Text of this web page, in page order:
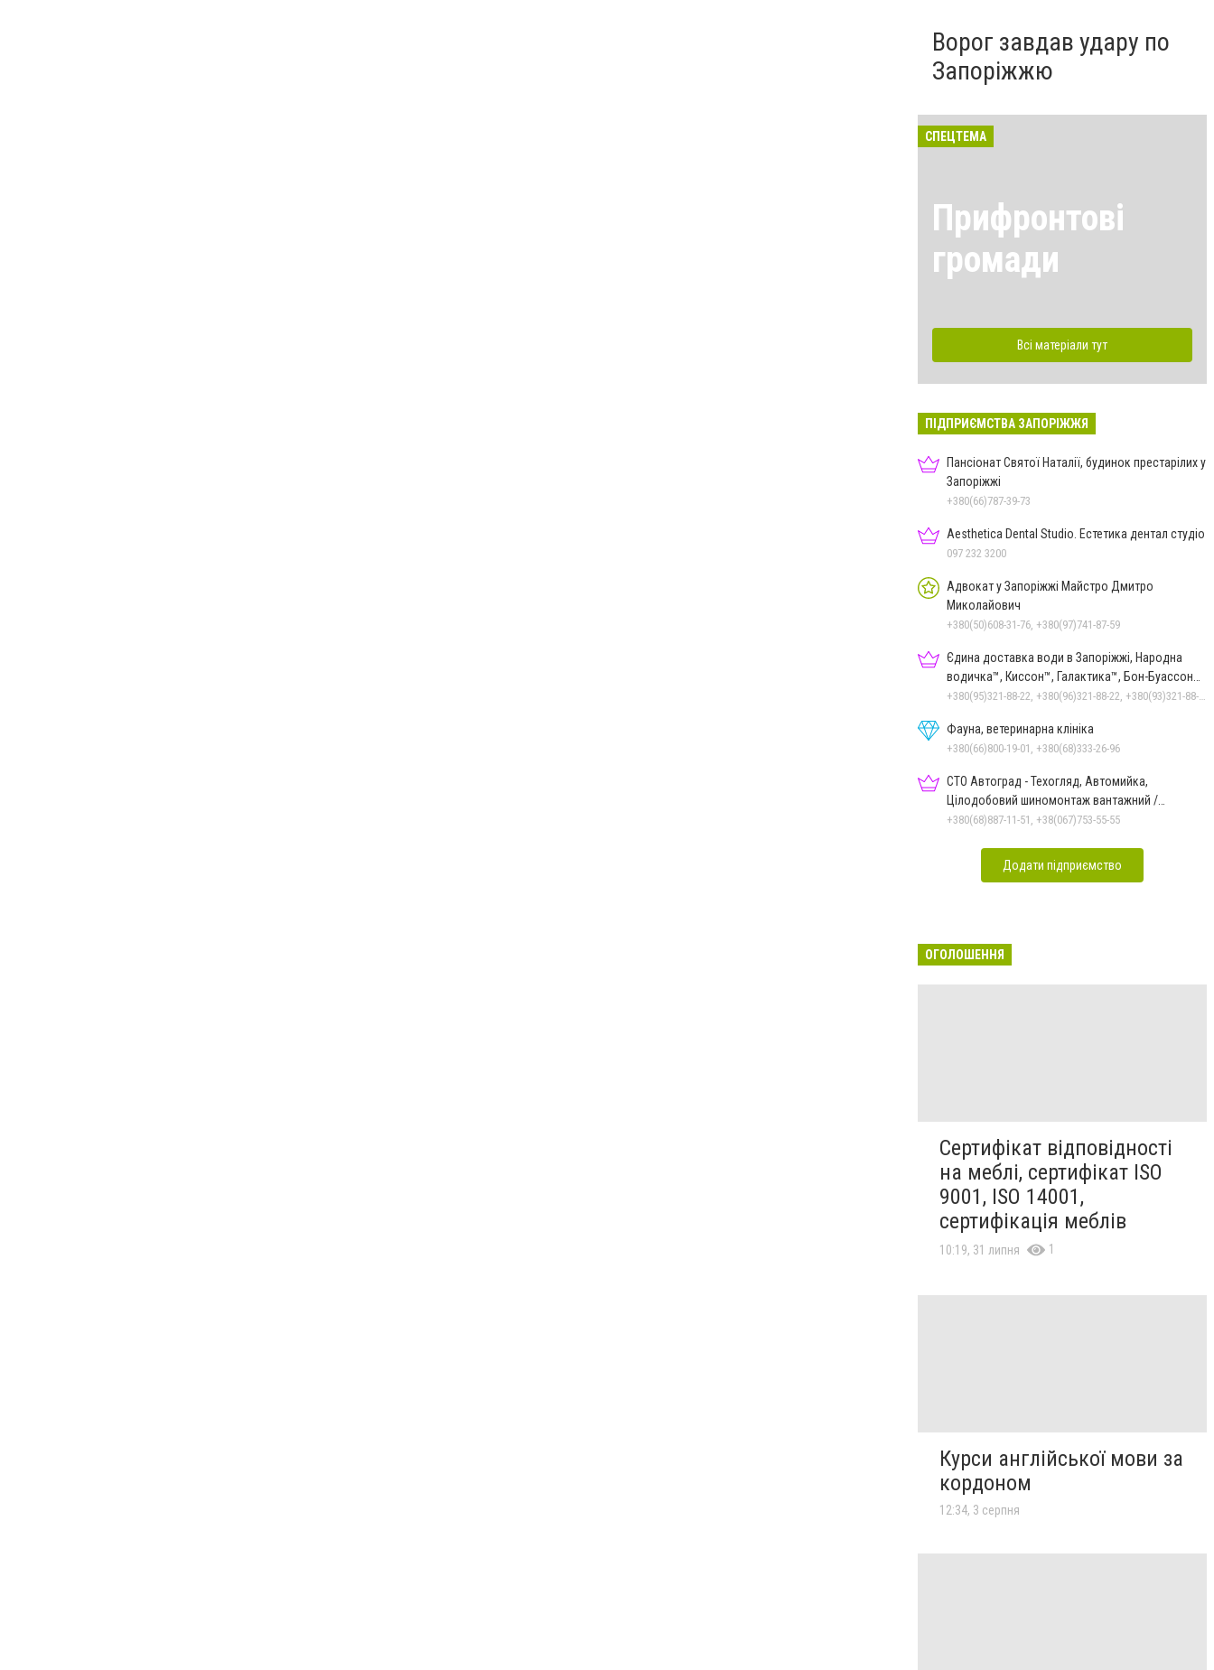
Ворог завдав удару по
Запоріжжю
СПЕЦТЕМА
Прифронтові
громади
Всі матеріали тут
ПІДПРИЄМСТВА ЗАПОРІЖЖЯ
Пансіонат Святої Наталії, будинок престарілих у
Запоріжжі
+380(66)787-39-73
Aesthetica Dental Studio. Естетика дентал студіо
097 232 3200
Адвокат у Запоріжжі Майстро Дмитро
Миколайович
+380(50)608-31-76, +380(97)741-87-59
Єдина доставка води в Запоріжжі, Народна
водичка™, Киссон™, Галактика™, Бон-Буассон™,
Царичанська™
Фауна, ветеринарна клініка
+380(66)800-19-01, +380(68)333-26-96
СТО Автоград - Техогляд, Автомийка,
Цілодобовий шиномонтаж вантажний /
легковий
+380(68)887-11-51, +38(067)753-55-55
Додати підприємство
ОГОЛОШЕННЯ
Сертифікат відповідності
на меблі, сертифікат ISO
9001, ISO 14001,
сертифікація меблів
10:19, 31 липня 1
Курси англійської мови за
кордоном
12:34, 3 серпня